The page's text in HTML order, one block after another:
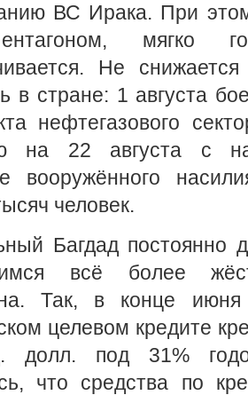
ВС Ирака. При
мягко
Не
в стране: 1 августа
нефтегазового
на 22 августа с
вооружённого
человек.
Багдад постоянно
всё более
Так, в конце
целевом кредите
долл. под 31%
что средства по